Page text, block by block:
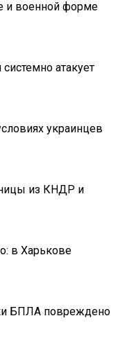
и военной форме
атакует
украинцев
из КНДР и
в Харькове
БПЛА повреждено